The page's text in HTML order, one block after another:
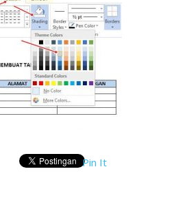
Pin It